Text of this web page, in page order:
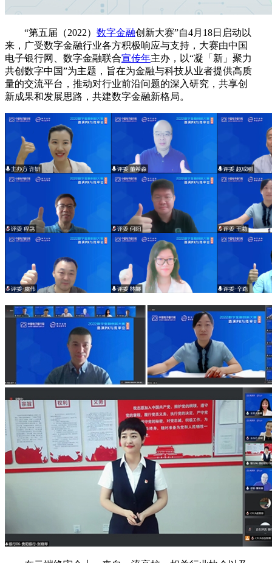
“第五届（2022） 数字金融创新大赛”自4月18日启动以
来，广受数字金融行业各方积极响应与支持，大赛由中国
电子银行网、数字金融联合宣传年主办，以“凝「新」聚力
共创数字中国”为主题，旨在为金融与科技从业者提供高质
量的交流平台，推动对行业前沿问题的深入研究，共享创
新成果和发展思路，共建数字金融新格局。